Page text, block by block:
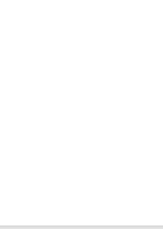
profilati per macchine